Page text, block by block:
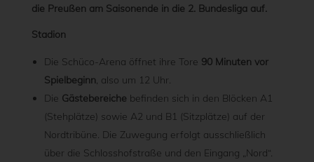
die Preußen am Saisonende in die 2. Bundesliga auf.
Stadion
Die Schüco-Arena öffnet ihre Tore 90 Minuten vor
Spielbeginn, also um 12 Uhr.
Die Gästebereiche befinden sich in den Blöcken A1
(Stehplätze) sowie A2 und B1 (Sitzplätze) auf der
Nordtribüne. Die Zuwegung erfolgt ausschließlich
über die Schlosshofstraße und den Eingang „Nord“.